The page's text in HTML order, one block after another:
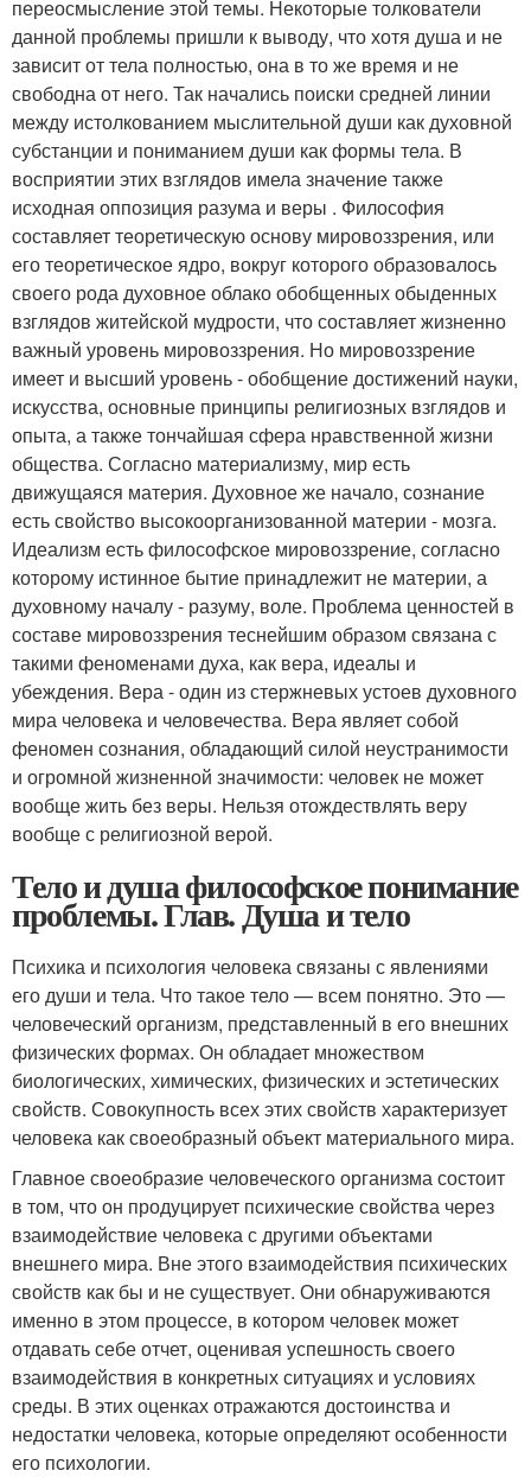
переосмысление этой темы. Некоторые толкователи
данной проблемы пришли к выводу, что хотя душа и не
зависит от тела полностью, она в то же время и не
свободна от него. Так начались поиски средней линии
между истолкованием мыслительной души как духовной
субстанции и пониманием души как формы тела. В
восприятии этих взглядов имела значение также
исходная оппозиция разума и веры . Философия
составляет теоретическую основу мировоззрения, или
его теоретическое ядро, вокруг которого образовалось
своего рода духовное облако обобщенных обыденных
взглядов житейской мудрости, что составляет жизненно
важный уровень мировоззрения. Но мировоззрение
имеет и высший уровень - обобщение достижений науки,
искусства, основные принципы религиозных взглядов и
опыта, а также тончайшая сфера нравственной жизни
общества. Согласно материализму, мир есть
движущаяся материя. Духовное же начало, сознание
есть свойство высокоорганизованной материи - мозга.
Идеализм есть философское мировоззрение, согласно
которому истинное бытие принадлежит не материи, а
духовному началу - разуму, воле. Проблема ценностей в
составе мировоззрения теснейшим образом связана с
такими феноменами духа, как вера, идеалы и
убеждения. Вера - один из стержневых устоев духовного
мира человека и человечества. Вера являет собой
феномен сознания, обладающий силой неустранимости
и огромной жизненной значимости: человек не может
вообще жить без веры. Нельзя отождествлять веру
вообще с религиозной верой.
Тело и душа философское понимание
проблемы. Глав. Душа и тело
Психика и психология человека связаны с явлениями
его души и тела. Что такое тело — всем понятно. Это —
человеческий организм, представленный в его внешних
физических формах. Он обладает множеством
биологических, химических, физических и эстетичес­ких
свойств. Совокупность всех этих свойств характеризует
челове­ка как своеобразный объект материального мира.
Главное своеобразие человеческого организма состоит
в том, что он продуцирует психические свойства через
взаимодействие человека с другими объектами
внешнего мира. Вне этого взаимодействия пси­хических
свойств как бы и не существует. Они обнаруживаются
имен­но в этом процессе, в котором человек может
отдавать себе отчет, оце­нивая успешность своего
взаимодействия в конкретных ситуациях и условиях
среды. В этих оценках отражаются достоинства и
недостат­ки человека, которые определяют особенности
его психологии.